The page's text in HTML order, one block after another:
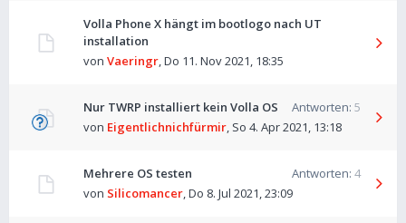
Volla Phone X hängt im bootlogo nach UT
installation
von Vaeringr,Do 11. Nov 2021, 18:35
Nur TWRP installiert kein Volla OS Antworten: 5
von Eigentlichnichfürmir, So 4. Apr 2021, 13:18
Mehrere OS testen Antworten: 4
von Silicomancer,Do 8. Jul 2021, 23:09